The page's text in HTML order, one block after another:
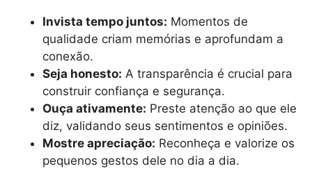
Invista tempo juntos: Momentos de
qualidade criam memórias e aprofundam a
conexão.
Seja honesto: A transparência é crucial para
construir confiança e segurança.
Ouça ativamente: Preste atenção ao que ele
diz, validando seus sentimentos e opiniões.
Mostre apreciação: Reconheça e valorize os
pequenos gestos dele no dia a dia.